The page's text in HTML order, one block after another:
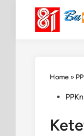
content
Home »
Posted